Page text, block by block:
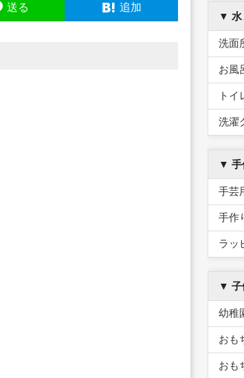
送る 追加
▼ 水
洗面
お風
トイ
洗濯
▼ 手
手芸
手作
ラッ
▼ 子
幼稚
おも
おも